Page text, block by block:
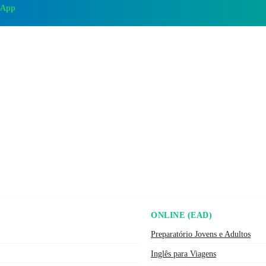
ONLINE (EAD)
Preparatório Jovens e Adultos
Inglês para Viagens